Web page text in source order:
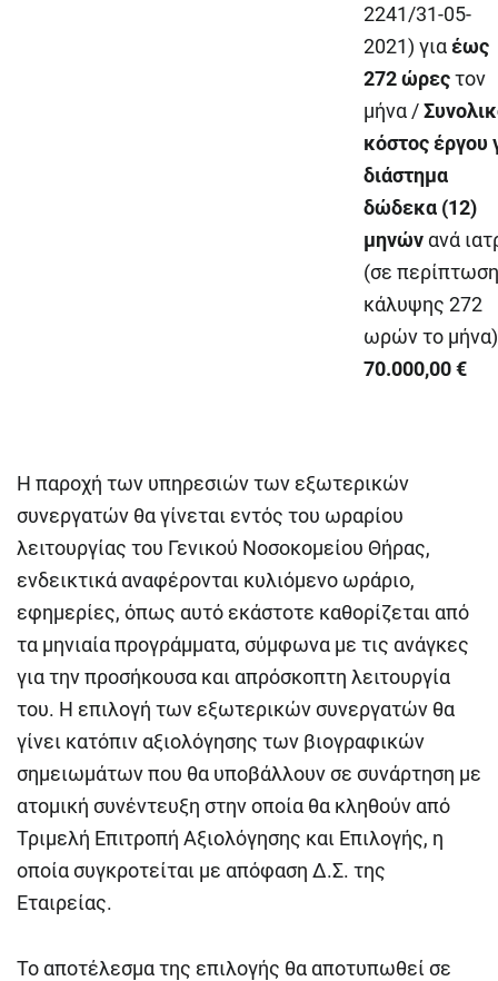
2241/31-05-
2021) γιαέως
272ώρεςτον
μήνα /
κόστος έργου
διάστημα
δώδεκα (12)
μηνών ανά
(σε περίπτωση
κάλυψης 272
ωρών το
70.000,00 €
Η παροχή των υπηρεσιών των εξωτερικών
συνεργατών θα γίνεται εντός του ωραρίου
λειτουργίας του Γενικού Νοσοκομείου Θήρας,
ενδεικτικά αναφέρονται κυλιόμενο ωράριο,
εφημερίες, όπως αυτό εκάστοτε καθορίζεται από
τα μηνιαία προγράμματα, σύμφωνα με τις ανάγκες
για την προσήκουσα και απρόσκοπτη λειτουργία
του. Η επιλογή των εξωτερικών συνεργατών θα
γίνει κατόπιν αξιολόγησης των βιογραφικών
σημειωμάτων που θα υποβάλλουν σε συνάρτηση με
ατομική συνέντευξη στην οποία θα κληθούν από
Τριμελή Επιτροπή Αξιολόγησης και Επιλογής, η
οποία συγκροτείται με απόφαση Δ.Σ. της
Εταιρείας.
Το αποτέλεσμα της επιλογής θα αποτυπωθεί σε